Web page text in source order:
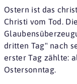
Ostern ist das
Christi vom Tod.
dritten Tag" nach
erster Tag zählte:
Ostersonntag.